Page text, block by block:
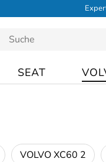
SEAT
VOLVO XC60 2